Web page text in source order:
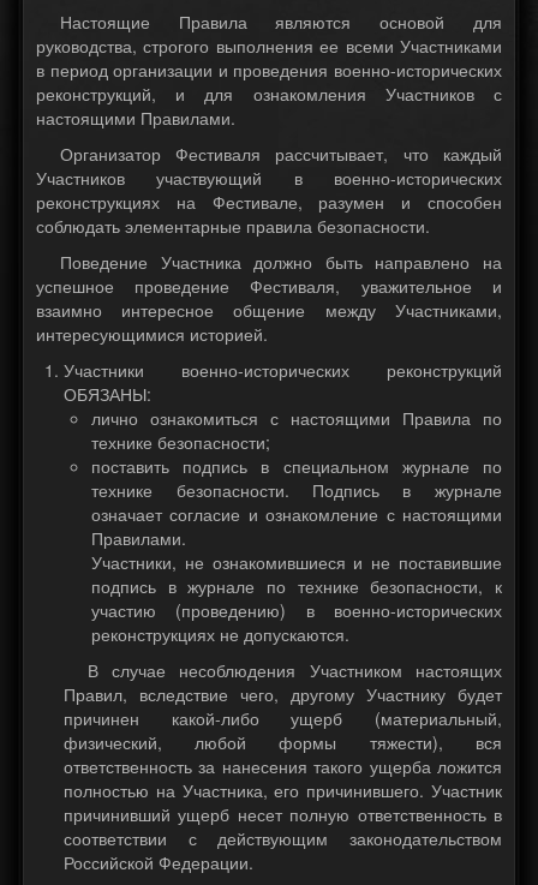
Настоящие Правила являются основой для
руководства, строгого выполнения ее всеми Участниками
в период организации и проведения военно-исторических
реконструкций, и для ознакомления Участников с
настоящими Правилами.
Организатор Фестиваля рассчитывает, что каждый
Участников участвующий в военно-исторических
реконструкциях на Фестивале, разумен и способен
соблюдать элементарные правила безопасности.
Поведение Участника должно быть направлено на
успешное проведение Фестиваля, уважительное и
взаимно интересное общение между Участниками,
интересующимися историей.
Участники военно-исторических реконструкций
ОБЯЗАНЫ:
лично ознакомиться с настоящими Правила по
технике безопасности;
поставить подпись в специальном журнале по
технике безопасности. Подпись в журнале
означает согласие и ознакомление с настоящими
Правилами.
Участники, не ознакомившиеся и не поставившие
подпись в журнале по технике безопасности, к
участию (проведению) в военно-исторических
реконструкциях не допускаются.
В случае несоблюдения Участником настоящих
Правил, вследствие чего, другому Участнику будет
причинен какой-либо ущерб (материальный,
физический, любой формы тяжести), вся
ответственность за нанесения такого ущерба ложится
полностью на Участника, его причинившего. Участник
причинивший ущерб несет полную ответственность в
соответствии с действующим законодательством
Российской Федерации.